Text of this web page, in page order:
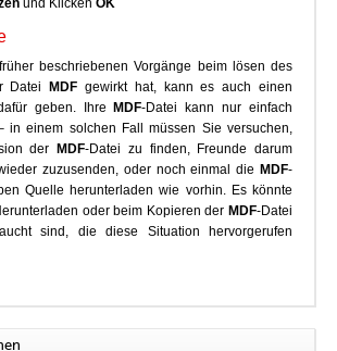
und Klicken OK
beschriebenen Vorgänge beim lösen des
Datei
MDF gewirkt hat, kann es auch einen
geben. Ihre
MDF-Datei kann nur einfach
in einem solchen Fall müssen Sie versuchen,
der
MDF-Datei zu finden, Freunde darum
zuzusenden, oder noch einmal die MDF-
Quelle herunterladen wie vorhin. Es könnte
oder beim Kopieren der MDF-Datei
sind, die diese Situation hervorgerufen